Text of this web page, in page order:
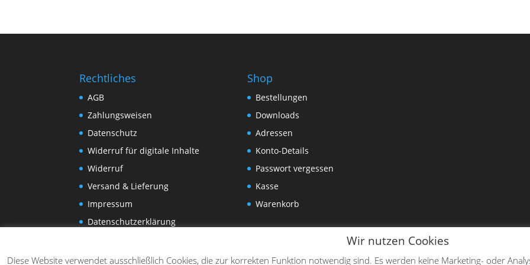
Rechtliches
AGB
Zahlungsweisen
Datenschutz
Widerruf für digitale Inhalte
Widerruf
Versand & Lieferung
Impressum
Datenschutzerklärung
Shop
Bestellungen
Downloads
Adressen
Konto-Details
Passwort vergessen
Kasse
Warenkorb
Wir nutzen Cookies
Diese Website verwendet ausschließlich Cookies, die zur korrekten Funktion notwendig sind. Es werden keine Marketing- oder